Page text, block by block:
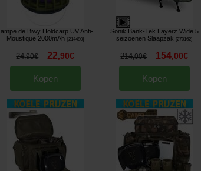
de Biwy Holdcarp UV Anti-
Moustique 2000mAh
214480]
24,90€ 22,90€
Kopen
Sonik Bank-Tek Layerz Wide 5
seizoenen Slaapzak
[270162]
214,00€ 154,00€
Kopen